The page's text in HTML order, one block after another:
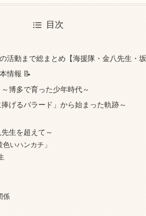
目次
活動まで総まとめ【海援隊・金八先生・
情報 📝
博多で育った少年時代～
げるバラード」から始まった軌跡～
生を超えて～
いハンカチ」
係